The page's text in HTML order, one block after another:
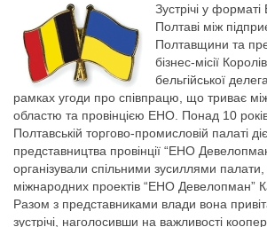
Зустрічі у
Полтаві між
Полтавщини та
бізнес-місії
бельгійської
рамках угоди про співпрацю, що триває
областю та провінцією ЕНО. Понад 10
Полтавській торгово-промисловій палаті
представництва провінції “ЕНО
організували спільними зусиллями
міжнародних проектів “ЕНО Девелопман”
Разом з представниками влади вона
зустрічі, наголосивши на важливості